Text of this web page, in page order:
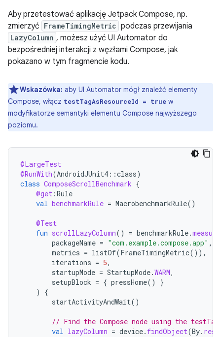
Aby przetestować aplikację Jetpack Compose, np.
zmierzyć FrameTimingMetric podczas przewijania
LazyColumn , możesz użyć UI Automator do
bezpośredniej interakcji z węzłami Compose, jak
pokazano w tym fragmencie kodu.
Wskazówka: aby UI Automator mógł znaleźć elementy
Compose, włącz testTagAsResourceId = true w
modyfikatorze semantyki elementu Compose najwyższego
poziomu.
@LargeTest
@RunWith(AndroidJUnit4 ::class)
class ComposeScrollBenchmark {
@get :Rule
val benchmarkRule = MacrobenchmarkRule()
@Test
fun scrollLazyColumn() = benchmarkRule.
packageName = "com.example.compose.app" ,
metrics = listOf(FrameTimingMetric()),
iterations = 5,
startupMode = StartupMode.WARM,
setupBlock = { pressHome()
}
)
{
startActivityAndWait()
// Find the Compose node using the
val lazyColumn = device. findObject(By. res